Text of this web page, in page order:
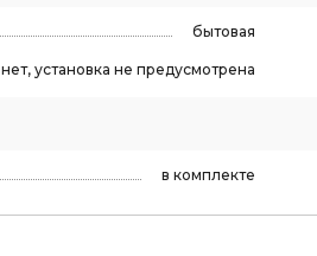
бытовая
нет, установка не предусмотрена
в комплекте